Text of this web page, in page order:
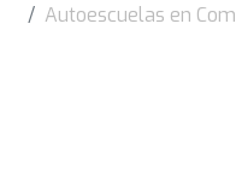
Autoescuelas en